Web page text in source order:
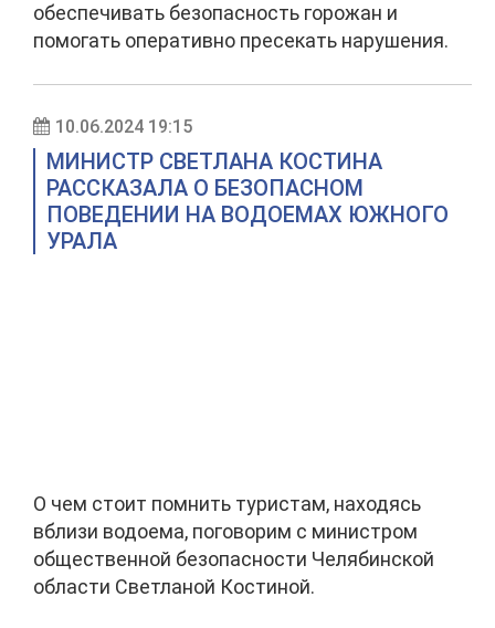
обеспечивать безопасность горожан и
помогать оперативно пресекать нарушения.
10.06.2024 19:15
МИНИСТР СВЕТЛАНА КОСТИНА
РАССКАЗАЛА О БЕЗОПАСНОМ
ПОВЕДЕНИИ НА ВОДОЕМАХ ЮЖНОГО
УРАЛА
О чем стоит помнить туристам, находясь
вблизи водоема, поговорим с министром
общественной безопасности Челябинской
области Светланой Костиной.